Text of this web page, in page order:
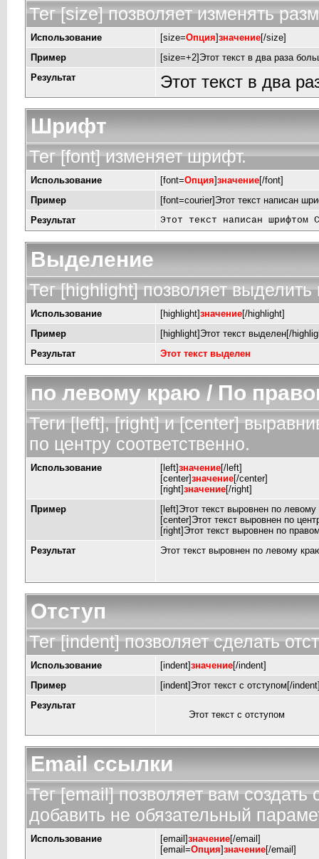
Тег [size] позволяет изменять
Использование [size=Опция]значение[/size]
Пример
[size=+2]Этот текст в два раза
Результат
Этот текст в два
Шрифт
Тег [font] изменяет шрифт.
Использование [font=Опция]значение[/font]
Пример
[font=courier]Этот текст написан
Результат
Этот текст написан шрифтом
Выделение
Тег [highlight] позволяет выделить
Использование [highlight]значение[/highlight]
Пример
[highlight]Этот текст выделен[/
Результат
Этот текст выделен
по левому краю / По
Теги [left], [right] и [center]
по центру соответственно.
Использование [left]значение[/left]
[center]значение[/center]
[right]значение[/right]
Пример
[left]Этот текст выровнен по
[center]Этот текст выровнен по
[right]Этот текст выровнен по
Результат
Этот текст выровнен по левому
Отступ
Тег [indent] позволяет сделать
Использование [indent]значение[/indent]
Пример
[indent]Этот текст с отступом[/
Результат
Этот текст с отступом
Email ссылки
Тег [email] позволяет вам
добавить не обязательный
Использование [email]значение[/email]
[email=Опция]значение[/email]